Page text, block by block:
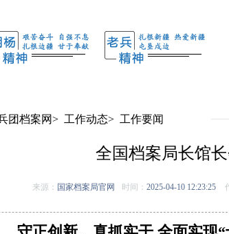
团档案网> 工作动态> 工作要闻
全国档案局长馆
来源： 国家档案局官网 时间： 2025-04-10 12:23:25